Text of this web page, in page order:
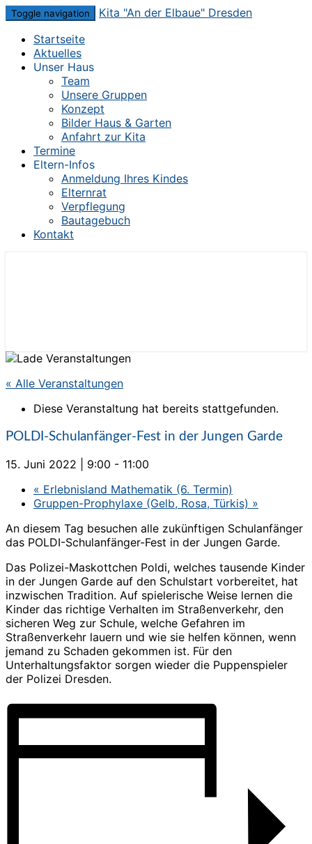
Skip
content
Toggle navigation
Kita "An der Elbaue" Dresden
Startseite
Aktuelles
Unser Haus
Team
Unsere Gruppen
Konzept
Bilder Haus & Garten
Anfahrt zur Kita
Termine
Eltern-Infos
Anmeldung Ihres Kindes
Elternrat
Verpflegung
Bautagebuch
Kontakt
« Alle Veranstaltungen
Diese Veranstaltung hat bereits stattgefunden.
POLDI-Schulanfänger-Fest in der Jungen Garde
15. Juni 2022 | 9:00 - 11:00
« Erlebnisland Mathematik (6. Termin)
Gruppen-Prophylaxe (Gelb, Rosa, Türkis) »
An diesem Tag besuchen alle zukünftigen Schulanfänger
das POLDI-Schulanfänger-Fest in der Jungen Garde.
Das Polizei-Maskottchen Poldi, welches tausende Kinder
in der Jungen Garde auf den Schulstart vorbereitet, hat
inzwischen Tradition. Auf spielerische Weise lernen die
Kinder das richtige Verhalten im Straßenverkehr, den
sicheren Weg zur Schule, welche Gefahren im
Straßenverkehr lauern und wie sie helfen können, wenn
jemand zu Schaden gekommen ist. Für den
Unterhaltungsfaktor sorgen wieder die Puppenspieler
der Polizei Dresden.